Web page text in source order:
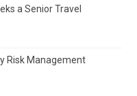
a Senior Travel
Risk Management